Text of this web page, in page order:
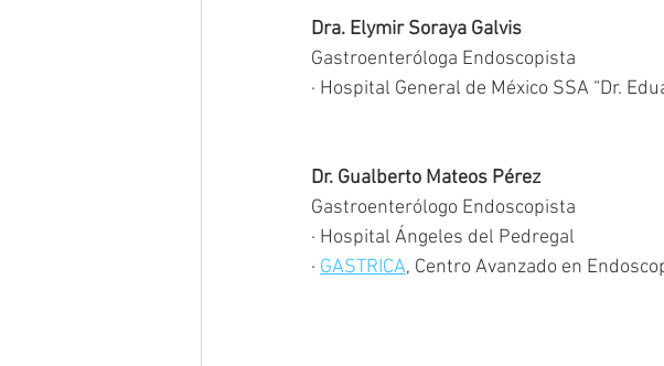
Dra. Elymir Soraya Galvis
Gastroenteróloga Endoscopista
· Hospital General de México SSA “Dr.
Dr. Gualberto Mateos Pérez
Gastroenterólogo Endoscopista
· Hospital Ángeles del Pedregal
· GASTRICA, Centro Avanzado en